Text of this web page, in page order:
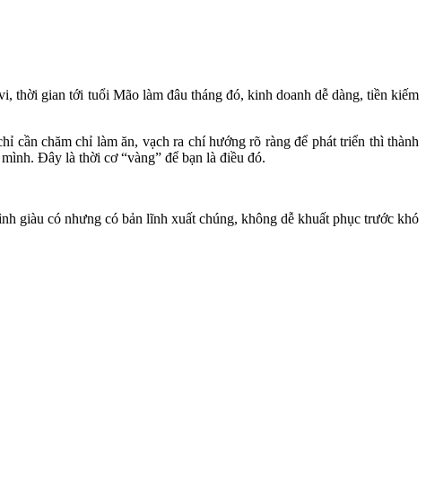
thời gian tới tuổi Mão làm đâu tháng đó, kinh doanh dễ dàng, tiền kiếm
chăm chỉ làm ăn, vạch ra chí hướng rõ ràng để phát triển thì thành
Đây là thời cơ “vàng” để bạn là điều đó.
giàu có nhưng có bản lĩnh xuất chúng, không dễ khuất phục trước khó